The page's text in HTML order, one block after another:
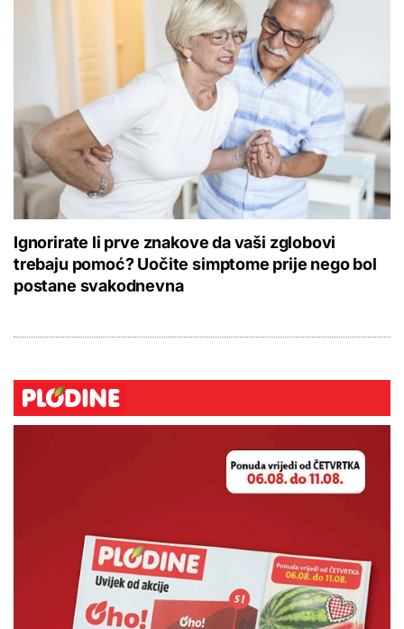
Ignorirate li prve znakove da vaši zglobovi
trebaju pomoć? Uočite simptome prije nego bol
postane svakodnevna